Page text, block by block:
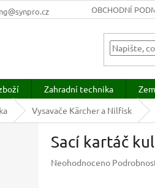
OBCHODNÍ
Zahradní technika
Vysavače Kärcher a Nilfisk
Sací kartáč
Průměrné
Neohodnoceno